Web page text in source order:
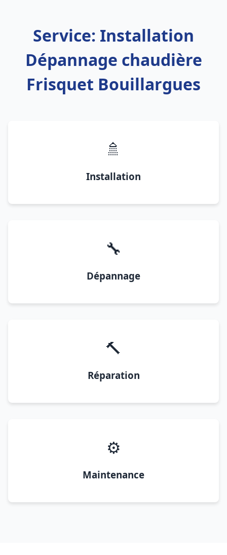
Service: Installation
Dépannage chaudière
Frisquet Bouillargues
🚿
Installation
🔧
Dépannage
🔨
Réparation
⚙️
Maintenance